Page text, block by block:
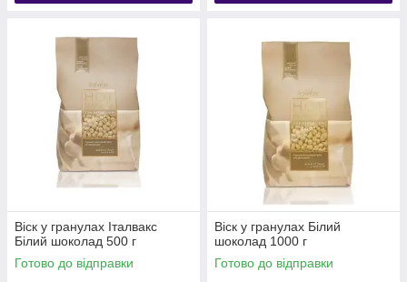
Віск у гранулах Італвакс
Білий шоколад 500 г
Готово до відправки
Віск у гранулах Білий
шоколад 1000 г
Готово до відправки